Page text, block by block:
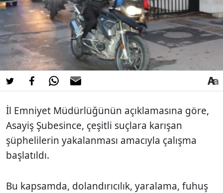
İl Emniyet Müdürlüğünün açıklamasına göre,
Asayiş Şubesince, çeşitli suçlara karışan
şüphelilerin yakalanması amacıyla çalışma
başlatıldı.
Bu kapsamda, dolandırıcılık, yaralama, fuhuş